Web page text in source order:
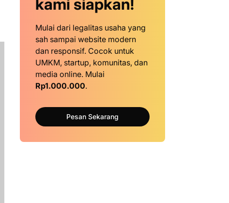
kami siapkan!
Mulai dari legalitas usaha yang
sah sampai website modern
dan responsif. Cocok untuk
UMKM, startup, komunitas, dan
media online. Mulai
Rp1.000.000.
Pesan Sekarang